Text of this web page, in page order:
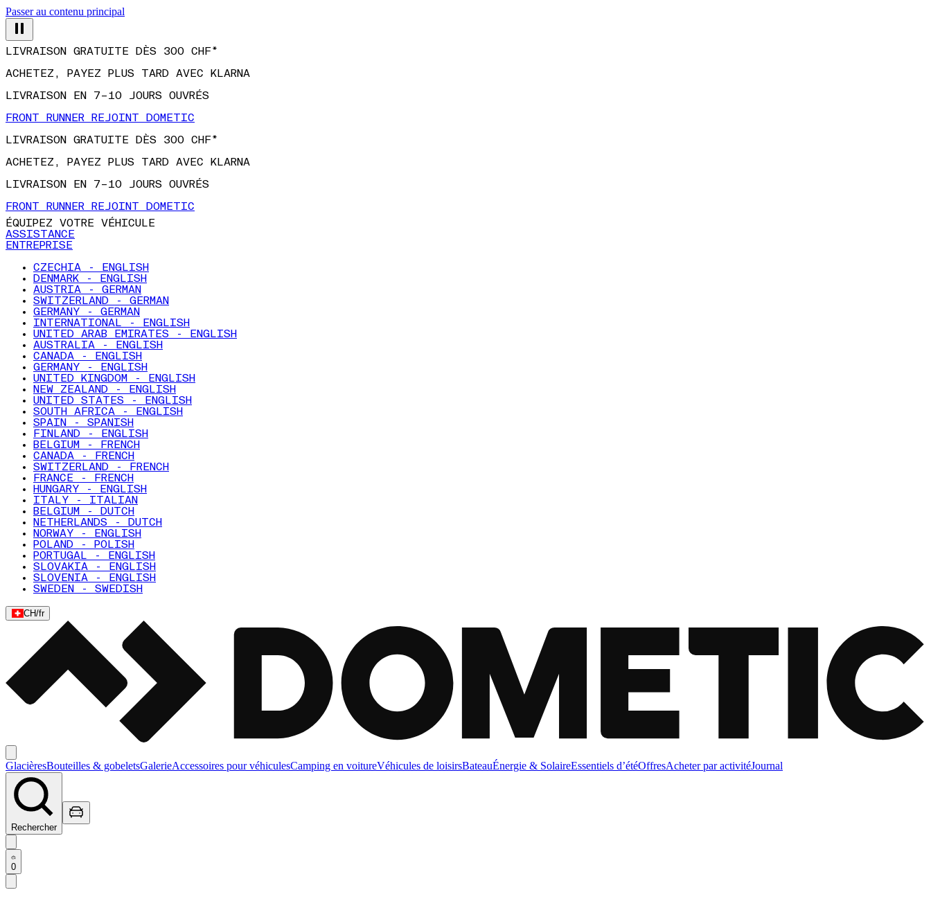
Passer au contenu principal
LIVRAISON GRATUITE DÈS 300 CHF*
ACHETEZ, PAYEZ PLUS TARD AVEC KLARNA
LIVRAISON EN 7–10 JOURS OUVRÉS
FRONT RUNNER REJOINT DOMETIC
LIVRAISON GRATUITE DÈS 300 CHF*
ACHETEZ, PAYEZ PLUS TARD AVEC KLARNA
LIVRAISON EN 7–10 JOURS OUVRÉS
FRONT RUNNER REJOINT DOMETIC
ÉQUIPEZ VOTRE VÉHICULE
ASSISTANCE
ENTREPRISE
CZECHIA - ENGLISH
DENMARK - ENGLISH
AUSTRIA - GERMAN
SWITZERLAND - GERMAN
GERMANY - GERMAN
INTERNATIONAL - ENGLISH
UNITED ARAB EMIRATES - ENGLISH
AUSTRALIA - ENGLISH
CANADA - ENGLISH
GERMANY - ENGLISH
UNITED KINGDOM - ENGLISH
NEW ZEALAND - ENGLISH
UNITED STATES - ENGLISH
SOUTH AFRICA - ENGLISH
SPAIN - SPANISH
FINLAND - ENGLISH
BELGIUM - FRENCH
CANADA - FRENCH
SWITZERLAND - FRENCH
FRANCE - FRENCH
HUNGARY - ENGLISH
ITALY - ITALIAN
BELGIUM - DUTCH
NETHERLANDS - DUTCH
NORWAY - ENGLISH
POLAND - POLISH
PORTUGAL - ENGLISH
SLOVAKIA - ENGLISH
SLOVENIA - ENGLISH
SWEDEN - SWEDISH
CH/fr
GlacièresBouteilles & gobeletsGalerieAccessoires pour véhiculesCamping en voitureVéhicules de loisirsBateauÉnergie & SolaireEssentiels d’étéOffresAcheter par activitéJournal
Rechercher
0